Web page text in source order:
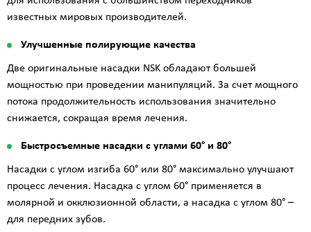
известных мировых производителей.
Улучшенные полирующие качества
Две оригинальные насадки NSK обладают большей
мощностью при проведении манипуляций. За счет мощного
потока продолжительность использования значительно
снижается, сокращая время лечения.
Быстросъемные насадки с углами 60° и 80°
Насадки с углом изгиба 60° или 80° максимально улучшают
процесс лечения. Насадка с углом 60° применяется в
молярной и окклюзионной области, а насадка с углом 80° –
для передних зубов.